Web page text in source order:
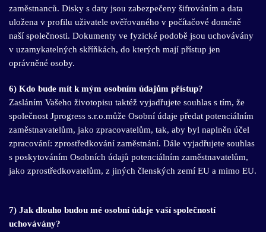
zaměstnanců. Disky s daty jsou zabezpečeny šifrováním a data
uložena v profilu uživatele ověřovaného v počítačové doméně
naší společnosti. Dokumenty ve fyzické podobě jsou uchovávány
v uzamykatelných skříňkách, do kterých mají přístup jen
oprávněné osoby.
6) Kdo bude mít k mým osobním údajům přístup?
Zasláním Vašeho životopisu taktéž vyjadřujete souhlas s tím, že
společnost Jprogress s.r.o.může Osobní údaje předat potenciálním
zaměstnavatelům, jako zpracovatelům, tak, aby byl naplněn účel
zpracování: zprostředkování zaměstnání. Dále vyjadřujete souhlas
s poskytováním Osobních údajů potenciálním zaměstnavatelům,
jako zprostředkovatelům, z jiných členských zemí EU a mimo EU.
7) Jak dlouho budou mé osobní údaje vaší společností
uchovávány?